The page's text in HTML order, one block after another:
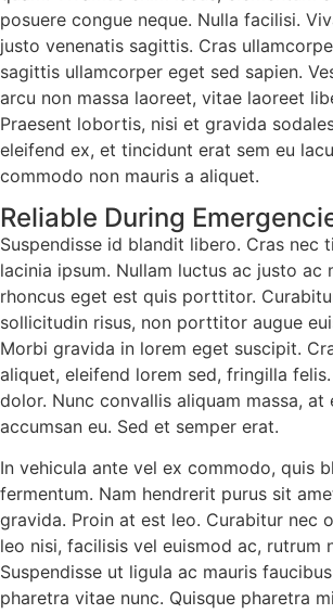
posuere congue neque. Nulla facilisi.
justo venenatis sagittis. Cras
sagittis ullamcorper eget sed sapien.
arcu non massa laoreet, vitae laoreet
Praesent lobortis, nisi et gravida
eleifend ex, et tincidunt erat sem eu
commodo non mauris a aliquet.
Reliable During
Suspendisse id blandit libero. Cras nec
lacinia ipsum. Nullam luctus ac justo ac
rhoncus eget est quis porttitor.
sollicitudin risus, non porttitor augue
Morbi gravida in lorem eget suscipit.
aliquet, eleifend lorem sed, fringilla
dolor. Nunc convallis aliquam massa,
accumsan eu. Sed et semper erat.
In vehicula ante vel ex commodo, quis
fermentum. Nam hendrerit purus sit
gravida. Proin at est leo. Curabitur nec
leo nisi, facilisis vel euismod ac, rutrum
Suspendisse ut ligula ac mauris
pharetra vitae nunc. Quisque pharetra